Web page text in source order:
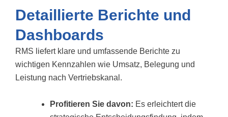
Detaillierte Berichte und
Dashboards
RMS liefert klare und umfassende Berichte zu
wichtigen Kennzahlen wie Umsatz, Belegung und
Leistung nach Vertriebskanal.
Profitieren Sie davon: Es erleichtert die